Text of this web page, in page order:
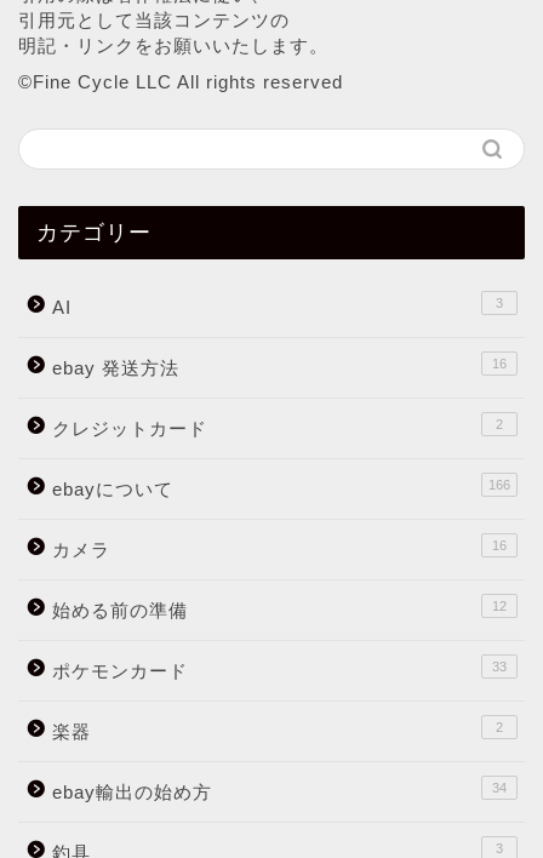
引用元として当該コンテンツの
明記・リンクをお願いいたします。
©︎Fine Cycle LLC All rights reserved
カテゴリー
AI 3
ebay 発送方法 16
クレジットカード 2
ebayについて 166
カメラ 16
始める前の準備 12
ポケモンカード 33
楽器 2
ebay輸出の始め方 34
釣具 3